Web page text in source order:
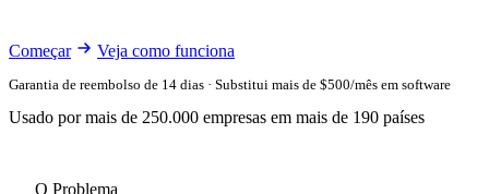
Começar Veja como funciona
Garantia de reembolso de 14 dias · Substitui mais de $500/mês em software
Usado por mais de 250.000 empresas em mais de 190 países
O Problema